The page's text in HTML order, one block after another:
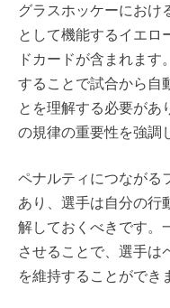
グラスホッケーにおけ
として機能するイエロ
ドカードが含まれま
することで試合から自
とを理解する必要があ
の規律の重要性を強調
ペナルティにつながる
あり、選手は自分の行
解しておくべきです。
させることで、選手は
を維持することができ